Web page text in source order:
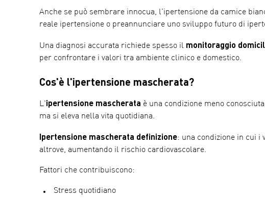
Anche se può sembrare innocua, l'ipertensione da camice
reale ipertensione o preannunciare uno sviluppo futuro di
Una diagnosi accurata richiede spesso il monitoraggio
per confrontare i valori tra ambiente clinico e domestico.
Cos'è l'ipertensione mascherata?
L'ipertensione mascherata è una condizione meno
ma si eleva nella vita quotidiana.
Ipertensione mascherata definizione: una condizione in cui
altrove, aumentando il rischio cardiovascolare.
Fattori che contribuiscono:
Stress quotidiano